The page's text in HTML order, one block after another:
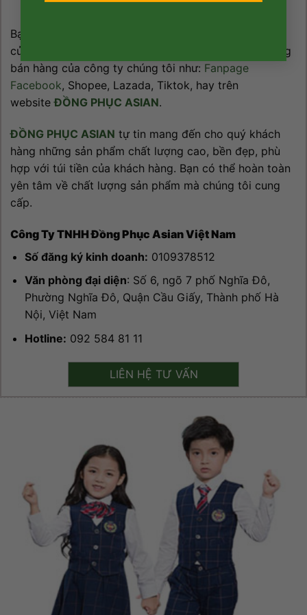
Bạn có thể đến trực tiếp tại cửa hàng trên hệ thống
của
, hoặc đặt mua trên các trang
bán hàng của công ty chúng tôi như: Fanpage
Facebook, Shopee, Lazada, Tiktok, hay trên
websiteĐỒNG PHỤC ASIAN.
ĐỒNG PHỤC ASIAN tự tin mang đến cho quý khách
hàng những sản phẩm chất lượng cao, bền đẹp, phù
hợp với túi tiền của khách hàng. Bạn có thể hoàn toàn
yên tâm về chất lượng sản phẩm mà chúng tôi cung
cấp.
Công Ty TNHH Đồng Phục Asian Việt Nam
Số đăng ký kinh doanh: 0109378512
Văn phòng đại diện: Số 6, ngõ 7 phố Nghĩa Đô,
Phường Nghĩa Đô, Quận Cầu Giấy, Thành phố Hà
Nội, Việt Nam
Hotline: 092 584 81 11
LIÊN HỆ TƯ VẤN